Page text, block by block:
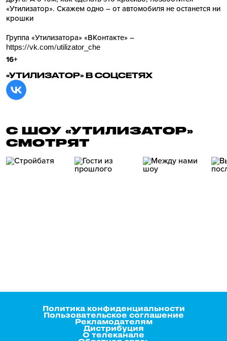
«Утилизатор». Скажем одно – от автомобиля не останется ни
крошки
Группа «Утилизатора» «ВКонтакте» –
https://vk.com/utilizator_che
16+
«УТИЛИЗАТОР» В СОЦСЕТЯХ
С ШОУ «УТИЛИЗАТОР»
СМОТРЯТ
Политика конфиденциальности
Пользовательское соглашение
Рекламодателям
Дистрибуция
О телеканале